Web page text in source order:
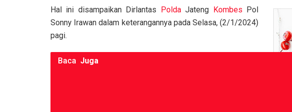
o
k
p
p
k
Hal ini disampaikan Dirlantas PoldaJateng Kombes Pol
Sonny Irawan dalam keterangannya pada Selasa, (2/1/2024)
pagi.
Baca Juga